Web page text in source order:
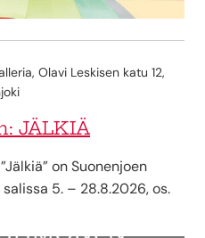
Olavi Leskisen katu 12,
JÄLKIÄ
on Suonenjoen
5. – 28.8.2026, os.